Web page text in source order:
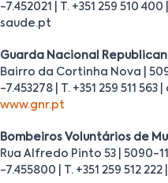
-7.452021 | T. +351 259 510
saude.pt
Guarda Nacional
Bairro da Cortinha Nova |
-7.453278 | T. +351 259 511
www.gnr.pt
Bombeiros Voluntários de
Rua Alfredo Pinto 53 | 5090-
-7.455800 | T. +351 259 512